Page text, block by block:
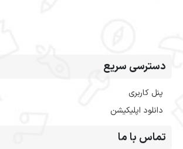
دسترسی سریع
پنل کاربری
دانلود اپلیکیشن
تماس با ما